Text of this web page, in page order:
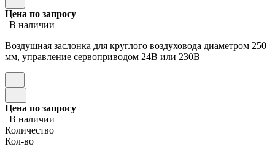
Цена по запросу
В наличии
Воздушная заслонка для круглого воздуховода диаметром 250
мм, управление сервоприводом 24В или 230В
Цена по запросу
В наличии
Количество
Кол-во